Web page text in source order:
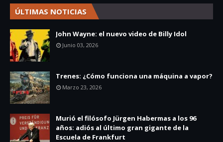
ÚLTIMAS NOTICIAS
John Wayne: el nuevo video de Billy Idol
Junio 03, 2026
Trenes: ¿Cómo funciona una máquina a vapor?
Marzo 23, 2026
Murió el filósofo Jürgen Habermas a los 96
años: adiós al último gran gigante de la
Escuela de Frankfurt